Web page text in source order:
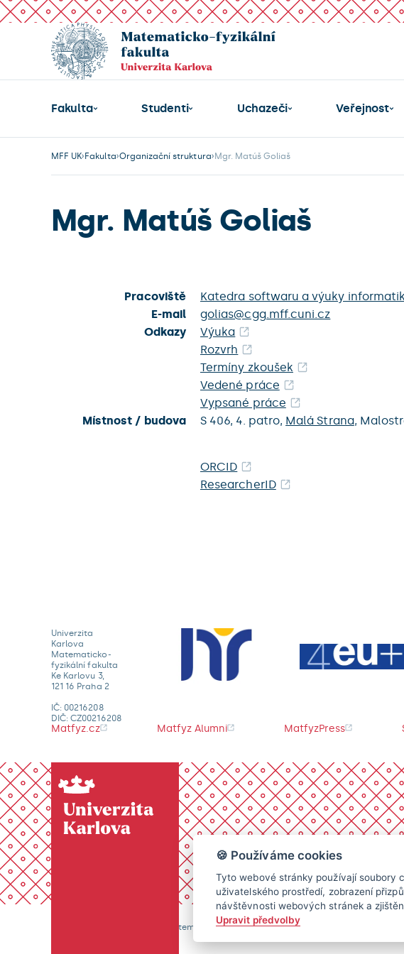
Fakulta Studenti Uchazeči Veřejnost
MFF UK Fakulta Organizační struktura Mgr. Matúš Goliaš
Mgr. Matúš Goliaš
Pracoviště
Katedra softwaru a výuky
E-mail
golias@cgg.mff.cuni.cz
Odkazy
Výuka
Rozvrh
Termíny zkoušek
Vedené práce
Vypsané práce
Místnost / budova
S 406, 4. patro, Malá Strana,
ORCID
ResearcherID
Univerzita
Karlova
Matematicko-
fyzikální fakulta
Ke Karlovu 3,
121 16 Praha 2
IČ: 00216208
DIČ: CZ00216208
Matfyz.cz Matfyz Alumni MatfyzPress
© 2026 Univerzita Karlova, Matematicko-fyzikální fakulta. Všechna práva vyhrazena.
🍪 Používáme cookies
Tyto webové stránky používají soubory
uživatelského prostředí, zobrazení
návštěvnosti webových stránek a
Upravit předvolby